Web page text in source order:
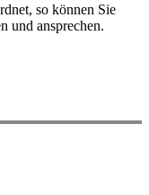
so können Sie
und ansprechen.